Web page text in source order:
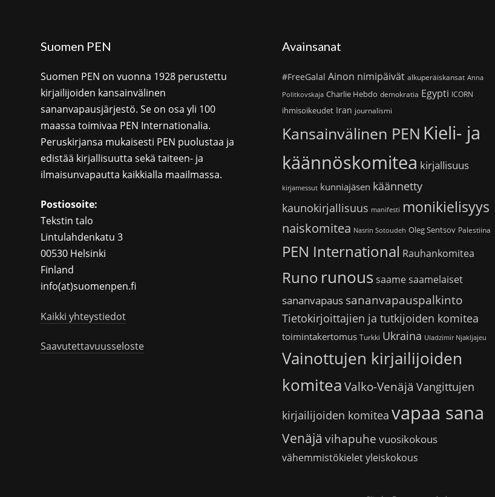
Suomen PEN
Suomen PEN on vuonna 1928 perustettu
kirjailijoiden kansainvälinen
sananvapausjärjestö. Se on osa yli 100
maassa toimivaa PEN Internationalia.
Peruskirjansa mukaisesti PEN puolustaa ja
edistää kirjallisuutta sekä taiteen- ja
ilmaisunvapautta kaikkialla maailmassa.
Postiosoite:
Tekstin talo
Lintulahdenkatu 3
00530 Helsinki
Finland
info(at)suomenpen.fi
Kaikki yhteystiedot
Saavutettavuusseloste
Avainsanat
#FreeGalal Ainon nimipäivät alkuperäiskansat Anna
Politkovskaja Charlie Hebdo demokratia Egypti ICORN
ihmisoikeudet Iran journalismi
Kansainvälinen PEN Kieli- ja
käännöskomitea kirjallisuus
kirjamessut kunniajäsen käännetty
kaunokirjallisuus manifesti monikielisyys
naiskomitea Nasrin Sotoudeh Oleg Sentsov Palestiina
PEN International Rauhankomitea
Runo runoussaamesaamelaiset
sananvapaus sananvapauspalkinto
Tietokirjoittajien ja tutkijoiden komitea
toimintakertomus Turkki Ukraina Uladzimir Njakljajeu
Vainottujen kirjailijoiden
komitea Valko-Venäjä Vangittujen
kirjailijoiden komitea vapaa sana
Venäjä vihapuhe vuosikokous
vähemmistökieletyleiskokous